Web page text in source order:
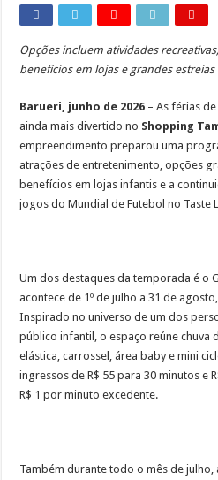
Obras da semana: recuperação de
Opções incluem atividades
benefícios em lojas e grandes
Barueri, junho de 2026 – As férias
ainda mais divertido no Shopping
empreendimento preparou uma
atrações de entretenimento, opções
benefícios em lojas infantis e a
jogos do Mundial de Futebol no Taste
Um dos destaques da temporada é o
acontece de 1º de julho a 31 de
Inspirado no universo de um dos
público infantil, o espaço reúne chuva
elástica, carrossel, área baby e mini
ingressos de R$ 55 para 30 minutos e
R$ 1 por minuto excedente.
Também durante todo o mês de julho,